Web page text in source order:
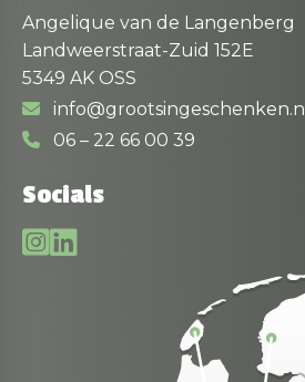
Angelique van de Langenberg
Landweerstraat-Zuid 152E
5349 AK OSS
info@grootsingeschenken.nl
06 – 22 66 00 39
Socials